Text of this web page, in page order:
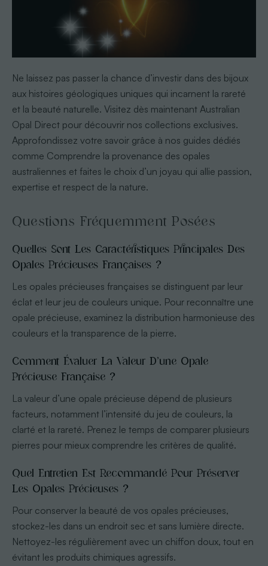
Ne laissez pas passer la chance d’investir dans des bijoux
aux histoires géologiques uniques qui incarnent la rareté
et la beauté naturelle. Visitez dès maintenant Australian
Opal Direct pour découvrir nos collections exclusives.
Approfondissez votre savoir grâce à nos guides dédiés
comme Comprendre la provenance des opales
australiennes et faites le choix d’un joyau qui allie passion,
expertise et respect de la nature.
Questions Fréquemment Posées
Quelles Sont Les Caractéristiques Principales Des
Opales Précieuses Françaises ?
Les opales précieuses françaises se distinguent par leur
éclat et leur jeu de couleurs unique. Pour reconnaître une
opale précieuse, examinez la distribution harmonieuse des
couleurs et la transparence de la pierre.
Comment Évaluer La Valeur D’une Opale
Précieuse Française ?
La valeur d’une opale précieuse dépend de plusieurs
facteurs, notamment l’intensité du jeu de couleurs, la
clarté et la rareté. Prenez le temps de comparer plusieurs
pierres pour mieux comprendre les critères de qualité.
Quel Entretien Est Recommandé Pour Préserver
Les Opales Précieuses ?
Pour conserver la beauté de vos opales précieuses,
stockez-les dans un endroit sec et sans lumière directe.
Nettoyez-les régulièrement avec un chiffon doux, tout en
évitant les produits chimiques agressifs.